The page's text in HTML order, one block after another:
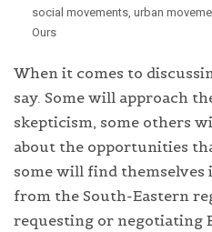
social movements urban
Ours
When it comes to
say. Some will approach
skepticism, some others
about the opportunities
some will find themselves
from the South-Eastern
requesting or negotiating